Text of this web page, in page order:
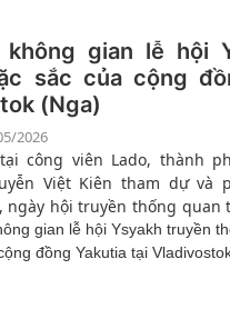
không gian lễ hội
sắc của cộng
(Nga)
2026
công viên Lado, thành
Việt Kiên tham dự và
ngày hội truyền thống quan
Sakha (Yakutia), Liên bang